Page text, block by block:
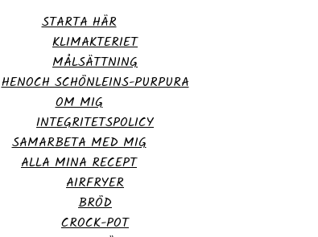
STARTA HÄR
KLIMAKTERIET
MÅLSÄTTNING
HENOCH SCHÖNLEINS-PURPURA
OM MIG
INTEGRITETSPOLICY
SAMARBETA MED MIG
ALLA MINA RECEPT
AIRFRYER
BRÖD
CROCK-POT